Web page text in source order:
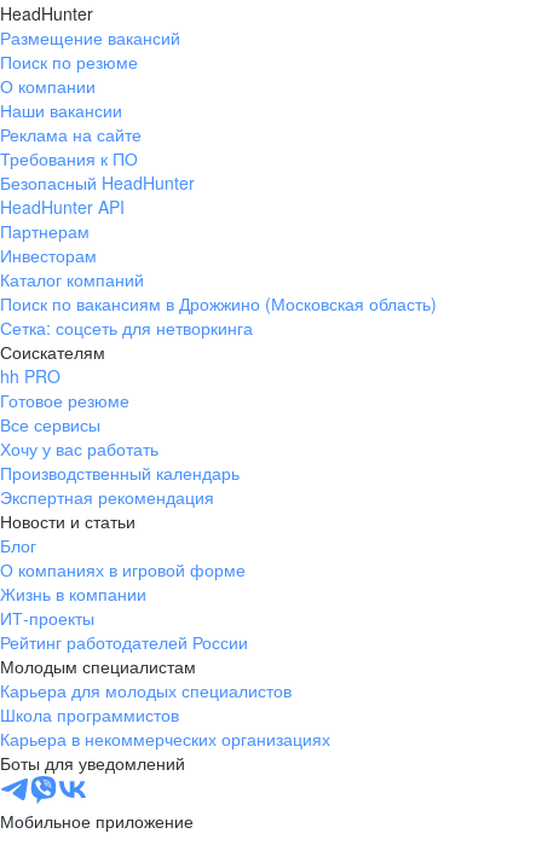
HeadHunter
Размещение вакансий
Поиск по резюме
О компании
Наши вакансии
Реклама на сайте
Требования к ПО
Безопасный HeadHunter
HeadHunter API
Партнерам
Инвесторам
Каталог компаний
Поиск по вакансиям в Дрожжино (Московская область)
Сетка: соцсеть для нетворкинга
Соискателям
hh PRO
Готовое резюме
Все сервисы
Хочу у вас работать
Производственный календарь
Экспертная рекомендация
Новости и статьи
Блог
О компаниях в игровой форме
Жизнь в компании
ИТ-проекты
Рейтинг работодателей России
Молодым специалистам
Карьера для молодых специалистов
Школа программистов
Карьера в некоммерческих организациях
Боты для уведомлений
Мобильное приложение